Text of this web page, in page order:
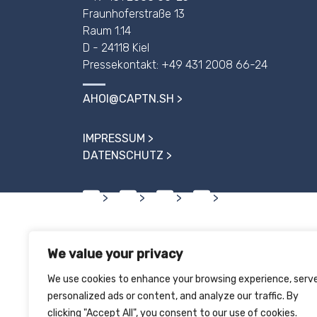
We value your privacy
We use cookies to enhance your browsing experience,
personalized ads or content, and analyze our traffic. By
clicking "Accept All", you consent to our use of cookies.
Fraunhoferstraße 13
Raum 1.14
D - 24118 Kiel
Pressekontakt: +49 431 2008 66-24
AHOI@CAPTN.SH
IMPRESSUM
DATENSCHUTZ